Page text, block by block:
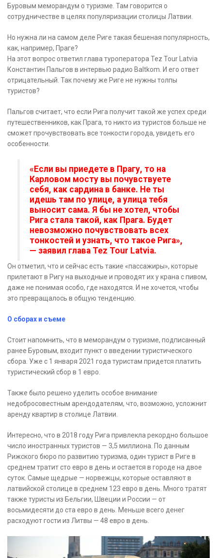
Буровым меморандум о туризме. Там говорится о
сотрудничестве в целях популяризации столицы Латвии.
Но нужна ли на самом деле Риге такая бешеная популярность,
как, например, Праге?
На этот вопрос ответил глава туроператора Tez Tour Latvia
Константин Пальгов в интервью радио Baltkom. И его ответ
отрицательный. Так почему же Риге не нужны толпы
туристов?
Пальгов считает, что если Рига получит такой же успех среди
путешественников, как Прага, то никто из туристов больше не
сможет прочувствовать все тонкости города, увидеть его
особенности.
«Если вы приедете в Прагу, то на
Карловом мосту вы почувствуете
себя, как сардина в банке. Не ты
идешь там по улице, а улица тебя
выносит сама. Я бы не хотел, чтобы
Рига стала такой, как Прага. Будет
невозможно почувствовать всех
тонкостей и узнать, что такое Рига»,
— заявил глава Tez Tour Latvia.
Он отметил, что и сейчас есть такие «пассажиры», которые
прилетают в Ригу на выходные и проводят их у крана с пивом,
даже не понимая особо, где находятся. И не хочется, чтобы
это превращалось в общую тенденцию.
О сборах и съеме
Стоит напомнить, что в меморандум о туризме, подписанный
ранее Буровым, входит пункт о введении туристического
сбора. Уже с 1 января 2021 года туристам придется платить
туристический сбор в 1 евро.
Также было решено уделить особое внимание
недобросовестным арендодателям, что, возможно, усложнит
аренду квартир в столице Латвии.
Интересно, что в 2018 году Рига привлекла рекордно большое
число иностранных туристов — 3,5 миллиона. По данным
Рижского бюро по развитию туризма, один турист в Риге в
среднем тратит сто евро в день и остается в городе на двое
суток. Самые щедрые — норвежцы, которые оставляют в
латвийской столице в среднем 123 евро в день. Много тратят
также туристы из Бельгии, Швеции и России — от
восьмидесяти до ста евро в день. Меньше всего денег
расходуют гости из Литвы — 48 евро в день.